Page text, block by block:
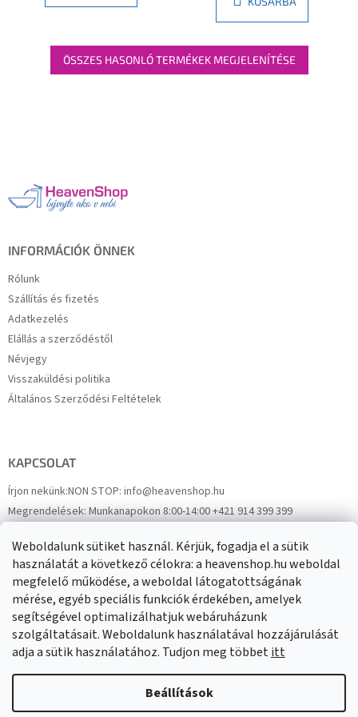
Weboldalunk sütiket használ. Kérjük, fogadja el a sütik
használatát a következő célokra: a heavenshop.hu weboldal
megfelelő működése, a weboldal látogatottságának
mérése, egyéb speciális funkciók érdekében, amelyek
segítségével optimalizálhatjuk webáruházunk
szolgáltatásait. Weboldalunk használatával hozzájárulását
adja a sütik használatához. Tudjon meg többetitt
Beállítások
ÖSSZES HASONLÓ TERMÉKEK MEGJELENÍTÉSE
INFORMÁCIÓK ÖNNEK
Rólunk
Szállítás és fizetés
Adatkezelés
Elállás a szerződéstől
Névjegy
Visszaküldési politika
Általános Szerződési Feltételek
KAPCSOLAT
Írjon nekünk:NON STOP: info@heavenshop.hu
Megrendelések:Munkanapokon 8:00-14:00 +421 914 399 399
FacebookHeavenShop.sk
Eredményeink